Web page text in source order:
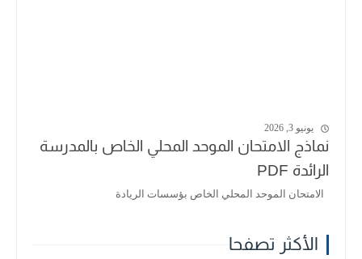
يونيو 3, 2026
نماذج الامتحان الموحد المحلي الخاص بالمدرسة
الرائدة PDF
الامتحان الموحد المحلي الخاص بؤسسات الريادة
الأكثر تصفحا